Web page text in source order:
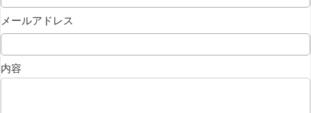
メールアドレス
内容